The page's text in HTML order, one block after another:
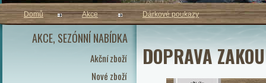
AKCE, SEZÓNNÍ NABÍDKA
Akční zboží
Nové zboží
Domů Akce Dárkové poukazy
DOPRAVA